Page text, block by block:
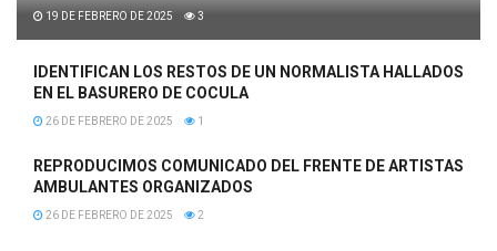
19 DE FEBRERO DE 2025 3
IDENTIFICAN LOS RESTOS DE UN NORMALISTA HALLADOS
EN EL BASURERO DE COCULA
26 DE FEBRERO DE 2025 1
REPRODUCIMOS COMUNICADO DEL FRENTE DE ARTISTAS
AMBULANTES ORGANIZADOS
26 DE FEBRERO DE 2025 2